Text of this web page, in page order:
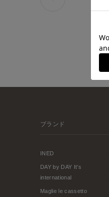
ブランド
INED
DAY by DAY It's
international
Maglie le cassetto